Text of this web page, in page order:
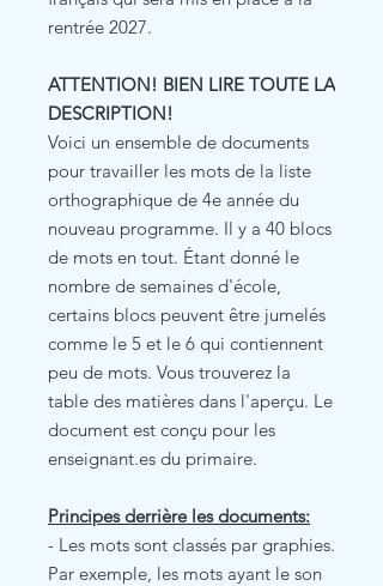
rentrée 2027.
ATTENTION! BIEN LIRE TOUTE LA
DESCRIPTION!
Voici un ensemble de documents
pour travailler les mots de la liste
orthographique de 4e année du
nouveau programme. Il y a 40 blocs
de mots en tout. Étant donné le
nombre de semaines d'école,
certains blocs peuvent être jumelés
comme le 5 et le 6 qui contiennent
peu de mots. Vous trouverez la
table des matières dans l'aperçu. Le
document est conçu pour les
enseignant.es du primaire.
Principes derrière les documents:
- Les mots sont classés par graphies.
Par exemple, les mots ayant le son